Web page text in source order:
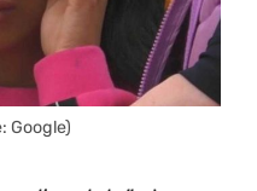
Google)